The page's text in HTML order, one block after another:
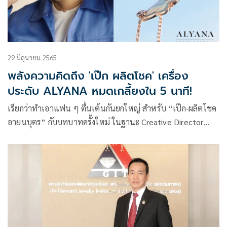
29 มิถุนายน 2565
พลังความคิดถึง 'เป๊ก ผลิตโชค' เครื่อง
ประดับ ALYANA หมดเกลี้ยงใน 5 นาที!
เรียกว่าทำเอาแฟน ๆ ตื่นเต้นกันยกใหญ่ สำหรับ “เป๊ก-ผลิตโชค
อายนบุตร” กับบทบาทครั้งใหม่ ในฐานะ Creative Director
Accessories เครื่องประดับ และเครื่องแต่งกาย ที่เกิดมาจากการ
เริ่มต้นทำในสิ่งที่ชอบ และสอดแทรกความเป็นตัวเองลงไปเพื่อ
ส่งต่อความรู้สึกดีให้กับผู้ที่ได้รับ